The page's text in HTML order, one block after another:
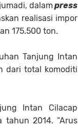
dalam press
realisasi impor
175.500 ton.
Tanjung Intan
dari total komoditi
Intan Cilacap
tahun 2014. “Arus